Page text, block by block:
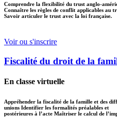
Comprendre la flexibilité du trust anglo-
Connaître les règles de conflit applicables au
Savoir articuler le trust avec la loi française.
Voir ou s'inscrire
Fiscalité du droit de la
En classe virtuelle
Appréhender la fiscalité de la famille et des
unions Identifier les formalités préalables et
postérieures à l’acte Maîtriser le calcul de